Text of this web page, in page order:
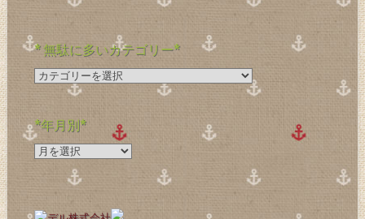
* 無駄に多いカテゴリー*
に
多
い
リ
*年月別*
*